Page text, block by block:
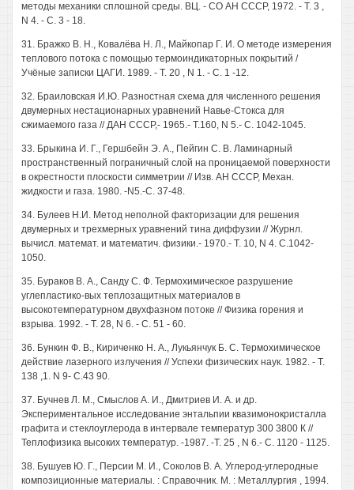
методы механики сплошной среды. ВЦ. - СО АН СССР, 1972. - Т. 3 ,
N 4. - С. 3 - 18.
31. Бражко В. Н., Ковалёва Н. Л., Майкопар Г. И. О методе измерения
теплового потока с помощью термоиндикаторных покрытий /
Учёные записки ЦАГИ. 1989. - Т. 20 , N 1. - С. 1 -12.
32. Браиловская И.Ю. Разностная схема для численного решения
двумерных нестационарных уравнений Навье-Стокса для
сжимаемого газа // ДАН СССР,- 1965.- Т.160, N 5.- С. 1042-1045.
33. Брыкина И. Г., Гершбейн Э. А., Пейгин С. В. Ламинарный
пространственный пограничный слой на проницаемой поверхности
в окрестности плоскости симметрии // Изв. АН СССР, Механ.
жидкости и газа. 1980. -N5.-С. 37-48.
34. Булеев Н.И. Метод неполной факторизации для решения
двумерных и трехмерных уравнений тина диффузии // Журнл.
вычисл. математ. и математич. физики.- 1970.- Т. 10, N 4. С.1042-
1050.
35. Бураков В. А., Санду С. Ф. Термохимическое разрушение
углепластико-вых теплозащитных материалов в
высокотемпературном двухфазном потоке // Физика горения и
взрыва. 1992. - Т. 28, N 6. - С. 51 - 60.
36. Бункин Ф. В., Кириченко Н. А., Лукьянчук Б. С. Термохимическое
действие лазерного излучения // Успехи физических наук. 1982. - Т.
138 ,1. N 9- С.43 90.
37. Бучнев Л. М., Смыслов А. И., Дмитриев И. А. и др.
Экспериментальное исследование энтальпии квазимонокристалла
графита и стеклоуглерода в интервале температур 300 3800 К //
Теплофизика высоких температур. -1987. -Т. 25 , N 6.- С. 1120 - 1125.
38. Бушуев Ю. Г., Персии М. И., Соколов В. А. Углерод-углеродные
композиционные материалы. : Справочник. М. : Металлургия , 1994.